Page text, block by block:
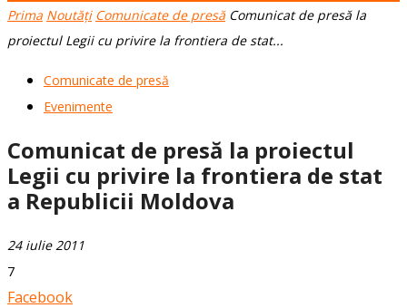
Prima Noutăți Comunicate de presă Comunicat de presă la
proiectul Legii cu privire la frontiera de stat...
Comunicate de presă
Evenimente
Comunicat de presă la proiectul
Legii cu privire la frontiera de stat
a Republicii Moldova
24 iulie 2011
7
Facebook